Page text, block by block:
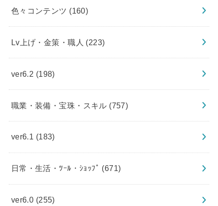
色々コンテンツ (160)
Lv上げ・金策・職人 (223)
ver6.2 (198)
職業・装備・宝珠・スキル (757)
ver6.1 (183)
日常・生活・ﾂｰﾙ・ｼｮｯﾌﾟ (671)
ver6.0 (255)